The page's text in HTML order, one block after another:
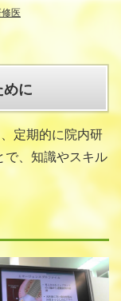
医
めに
定期的に院内研
で、知識やスキル